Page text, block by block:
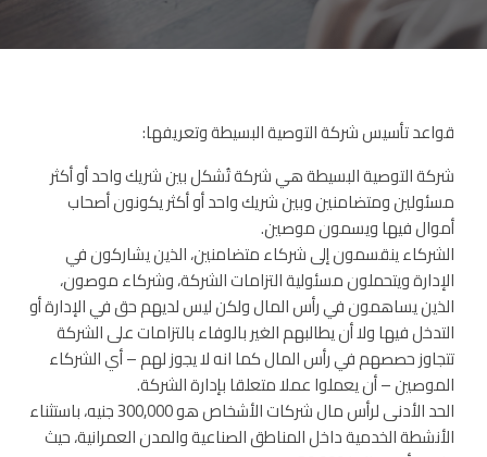
قواعد تأسيس شركة التوصية البسيطة وتعريفها:
شركة التوصية البسيطة هي شركة تُشكل بين شريك واحد أو أكثر
مسئولين ومتضامنين وبين شريك واحد أو أكثر يكونون أصحاب
أموال فيها ويسمون موصين.
الشركاء ينقسمون إلى شركاء متضامنين، الذين يشاركون في
الإدارة ويتحملون مسئولية التزامات الشركة، وشركاء موصون،
الذين يساهمون في رأس المال ولكن ليس لديهم حق في الإدارة أو
التدخل فيها ولا أن يطالبهم الغير بالوفاء بالتزامات على الشركة
تتجاوز حصصهم في رأس المال كما انه لا يجوز لهم – أي الشركاء
الموصين – أن يعملوا عملا متعلقا بإدارة الشركة.
الحد الأدنى لرأس مال شركات الأشخاص هو 300,000 جنيه، باستثناء
الأنشطة الخدمية داخل المناطق الصناعية والمدن العمرانية، حيث